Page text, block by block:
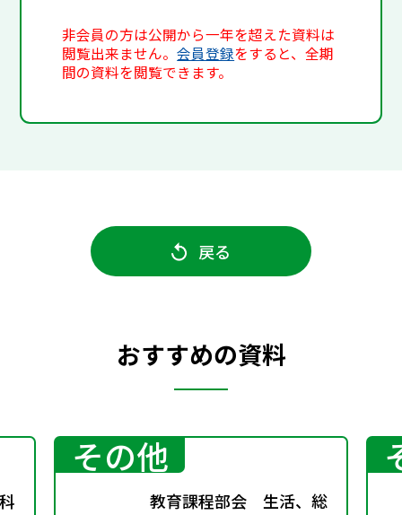
非会員の方は公開から一年を超えた資料は
閲覧出来ません。会員登録をすると、全期
間の資料を閲覧できます。
戻る
おすすめの資料
その他
教育課程部会 生活、総